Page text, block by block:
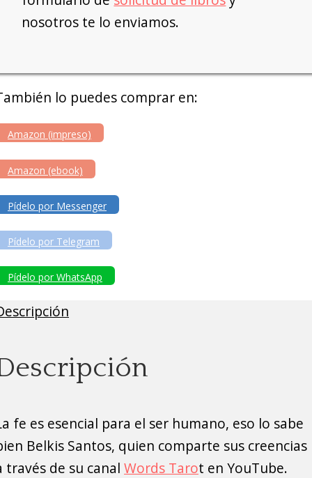
nosotros te lo enviamos.
lo puedes comprar en:
Amazon (impreso)
Amazon (ebook)
Pídelo por Messenger
Pídelo por Telegram
Pídelo por WhatsApp
fe es esencial para el ser humano, eso lo sabe
Belkis Santos, quien comparte sus creencias
través de su canal Words Tarot en YouTube.